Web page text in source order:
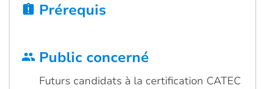
assignment_late Prérequis
group Public concerné
Futurs candidats à la certification CATEC